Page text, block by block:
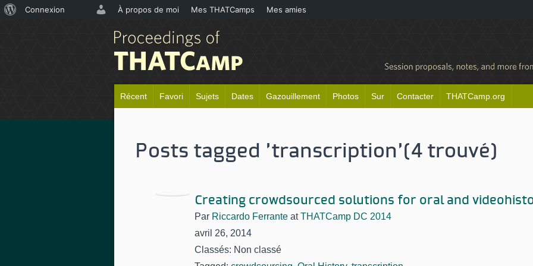
Récent Favori Sujets Dates Gazouillement Photos Sur Contacter THATCamp.org
Posts tagged 'transcription'(4 trouvé)
Creating crowdsourced solutions for oral and
Par Riccardo Ferrante atTHATCamp DC 2014
avril 26, 2014
Classés: Non classé
Connexion À propos de moi Mes THATCamps Mes amies